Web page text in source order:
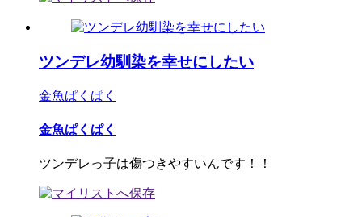
ツンデレ幼馴染を幸せにしたい
金魚ぱくぱく
金魚ぱくぱく
ツンデレっ子は傷つきやすいんです！！